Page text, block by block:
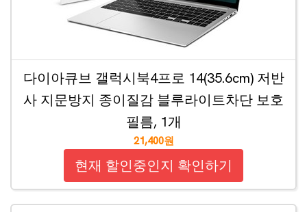
다이아큐브 갤럭시북4프로 14(35.6cm) 저반
사 지문방지 종이질감 블루라이트차단 보호
필름, 1개
21,400원
현재 할인중인지 확인하기